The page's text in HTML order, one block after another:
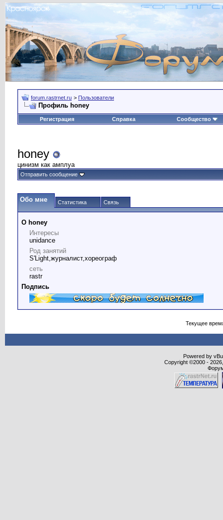
forum.rastrnet.ru > Пользователи
Профиль honey
Регистрация Справка Сообщество
honey
цинизм как амплуа
Отправить сообщение
Обо мне Статистика Связь
О honey
Интересы
unidance
Род занятий
S'Light,журналист,хореограф
сеть
rastr
Подпись
Текущее
Powered by
Copyright ©2000 -